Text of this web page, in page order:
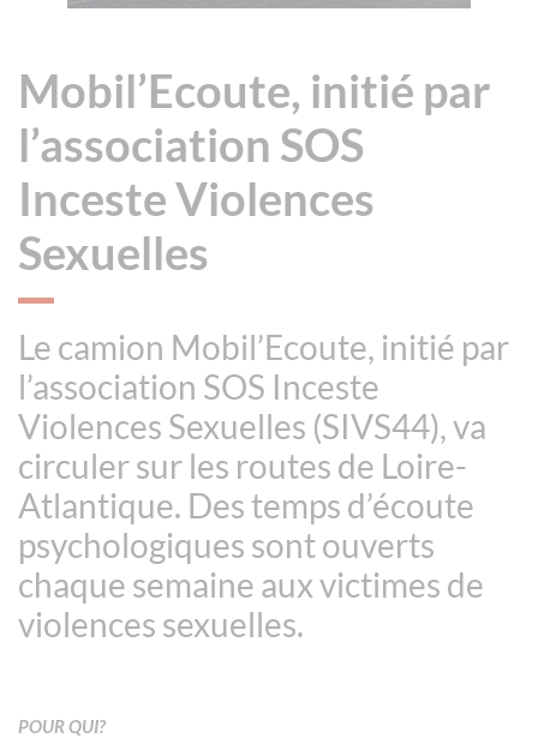
Mobil’Ecoute, initié par
l’association SOS
Inceste Violences
Sexuelles
Le camion Mobil’Ecoute, initié par
l’association SOS Inceste
Violences Sexuelles (SIVS44), va
circuler sur les routes de Loire-
Atlantique. Des temps d’écoute
psychologiques sont ouverts
chaque semaine aux victimes de
violences sexuelles.
POUR QUI?